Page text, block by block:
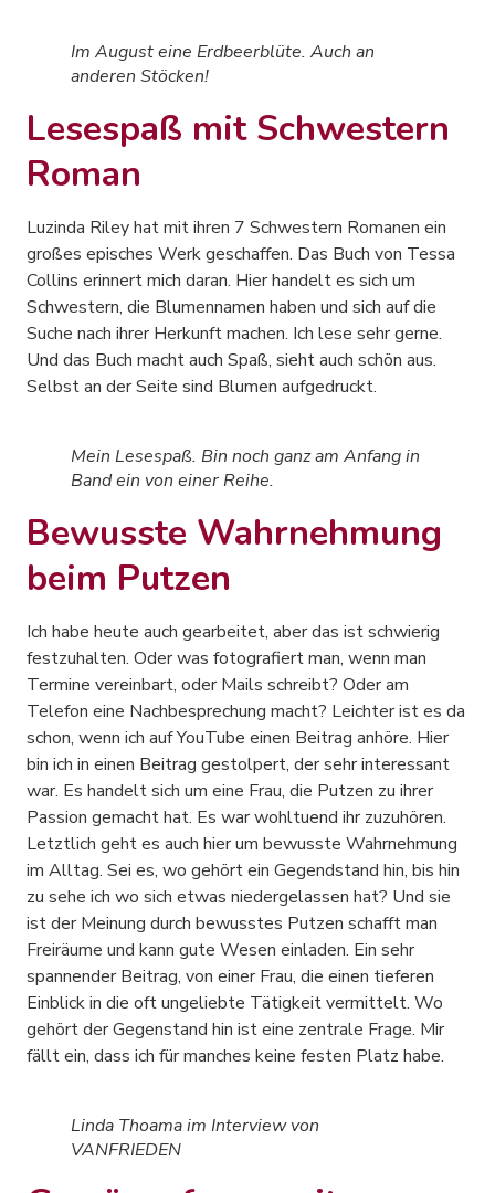
Im August eine Erdbeerblüte. Auch an
anderen Stöcken!
Lesespaß mit Schwestern
Roman
Luzinda Riley hat mit ihren 7 Schwestern Romanen ein
großes episches Werk geschaffen. Das Buch von Tessa
Collins erinnert mich daran. Hier handelt es sich um
Schwestern, die Blumennamen haben und sich auf die
Suche nach ihrer Herkunft machen. Ich lese sehr gerne.
Und das Buch macht auch Spaß, sieht auch schön aus.
Selbst an der Seite sind Blumen aufgedruckt.
Mein Lesespaß. Bin noch ganz am Anfang in
Band ein von einer Reihe.
Bewusste Wahrnehmung
beim Putzen
Ich habe heute auch gearbeitet, aber das ist schwierig
festzuhalten. Oder was fotografiert man, wenn man
Termine vereinbart, oder Mails schreibt? Oder am
Telefon eine Nachbesprechung macht? Leichter ist es da
schon, wenn ich auf YouTube einen Beitrag anhöre. Hier
bin ich in einen Beitrag gestolpert, der sehr interessant
war. Es handelt sich um eine Frau, die Putzen zu ihrer
Passion gemacht hat. Es war wohltuend ihr zuzuhören.
Letztlich geht es auch hier um bewusste Wahrnehmung
im Alltag. Sei es, wo gehört ein Gegendstand hin, bis hin
zu sehe ich wo sich etwas niedergelassen hat? Und sie
ist der Meinung durch bewusstes Putzen schafft man
Freiräume und kann gute Wesen einladen. Ein sehr
spannender Beitrag, von einer Frau, die einen tieferen
Einblick in die oft ungeliebte Tätigkeit vermittelt. Wo
gehört der Gegenstand hin ist eine zentrale Frage. Mir
fällt ein, dass ich für manches keine festen Platz habe.
Linda Thoama im Interview von
VANFRIEDEN